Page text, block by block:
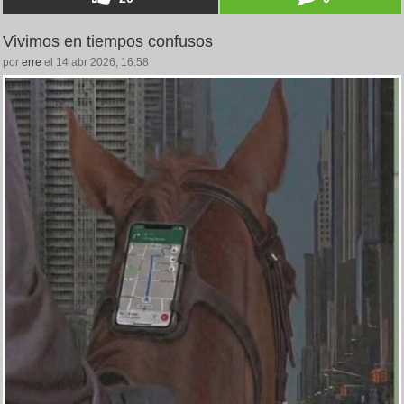
Vivimos en tiempos confusos
por erre el 14 abr 2026, 16:58